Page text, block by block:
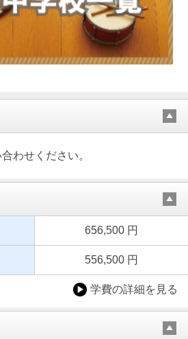
わせください。
656,500 円
556,500 円
学費の詳細を見る